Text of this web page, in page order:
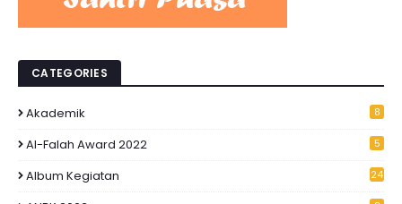
CATEGORIES
Akademik 8
Al-Falah Award 2022 5
Album Kegiatan 24